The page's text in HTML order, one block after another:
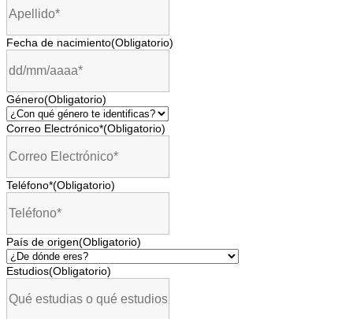
Fecha de nacimiento(Obligatorio)
Género(Obligatorio)
Correo Electrónico*(Obligatorio)
Teléfono*(Obligatorio)
País de origen(Obligatorio)
Estudios(Obligatorio)